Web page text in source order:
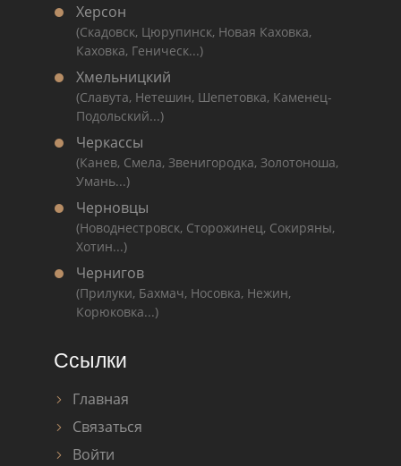
Херсон
(Скадовск, Цюрупинск, Новая Каховка,
Каховка, Геническ...)
Хмельницкий
(Славута, Нетешин, Шепетовка, Каменец-
Подольский...)
Черкассы
(Канев, Смела, Звенигородка, Золотоноша,
Умань...)
Черновцы
(Новоднестровск, Сторожинец, Сокиряны,
Хотин...)
Чернигов
(Прилуки, Бахмач, Носовка, Нежин,
Корюковка...)
Ссылки
Главная
Связаться
Войти